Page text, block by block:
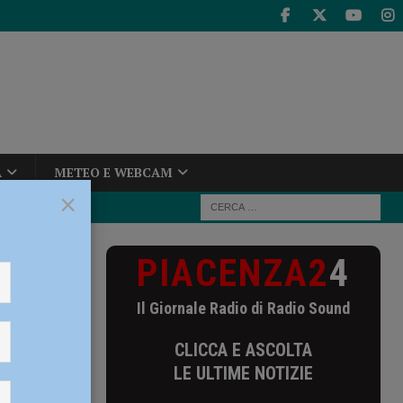
METEO E WEBCAM
un albero,
PIACENZA24
Il Giornale Radio di Radio Sound
CLICCA E ASCOLTA
LE ULTIME NOTIZIE
×